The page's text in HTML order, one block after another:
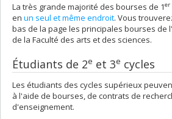
La très grande majorité des bourses de 1er
en un seul et même endroit. Vous
bas de la page les principales bourses de
de la Faculté des arts et des sciences.
Étudiants de 2e et 3e cycles
Les étudiants des cycles supérieux
à l'aide de bourses, de contrats de
d'enseignement.